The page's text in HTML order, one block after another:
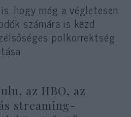
hogy még a végletesen
számára is kezd
polkorrektség
az HBO, az
streaming-